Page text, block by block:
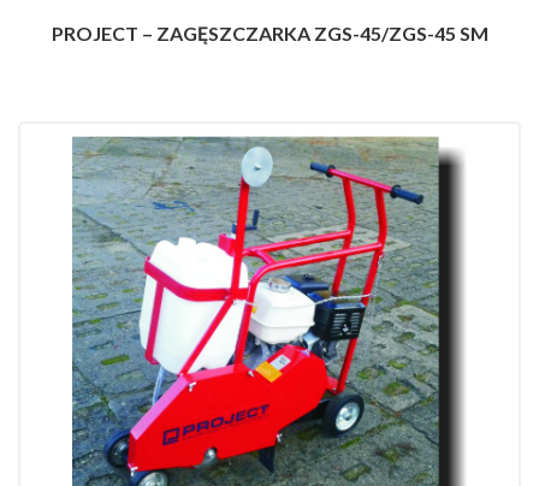
PROJECT – ZAGĘSZCZARKA ZGS-45/ZGS-45 SM